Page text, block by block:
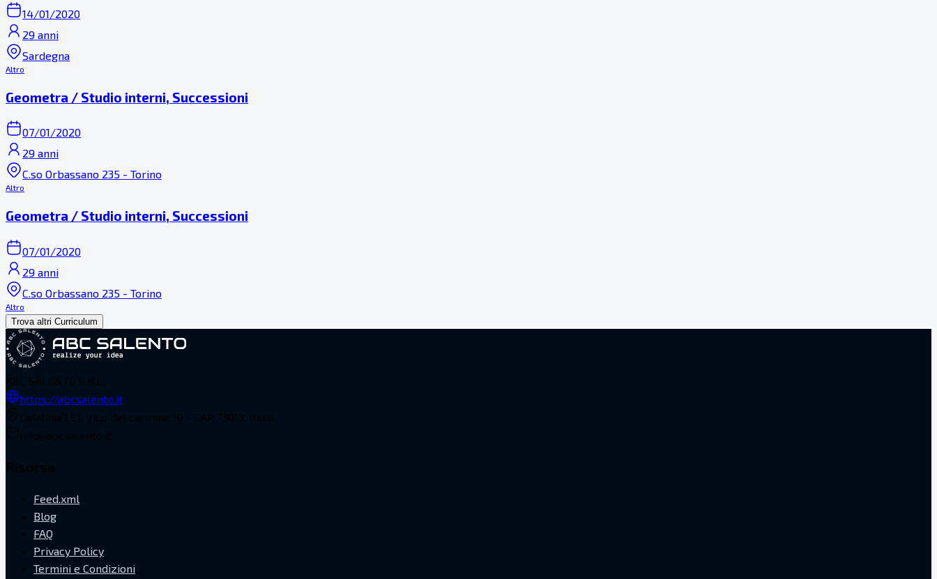
14/01/2020
29 anni
Sardegna
Altro
Geometra / Studio interni, Successioni
07/01/2020
29 anni
C.so Orbassano 235 - Torino
Altro
Geometra / Studio interni, Successioni
07/01/2020
29 anni
C.so Orbassano 235 - Torino
Altro
Trova altri Curriculum
https://abcsalento.it
Feed.xml
Blog
FAQ
Privacy Policy
Termini e Condizioni